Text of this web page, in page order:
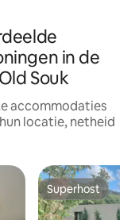
in de
Souk
accommodaties
locatie, netheid
Superhost
Superhost